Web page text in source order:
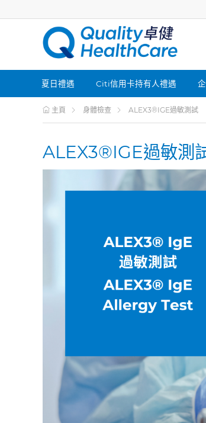
夏日禮遇 Citi信用卡持有人禮遇
主頁 身體檢查 ALEX3®IGE過敏測試
ALEX3®IGE過敏測